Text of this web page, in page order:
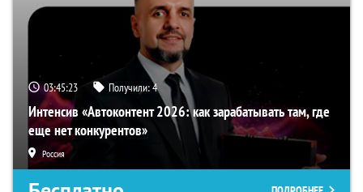
03:45:22 Получили:4
Интенсив «Автоконтент 2026: как зарабатывать там, где
еще нет конкурентов»
Россия